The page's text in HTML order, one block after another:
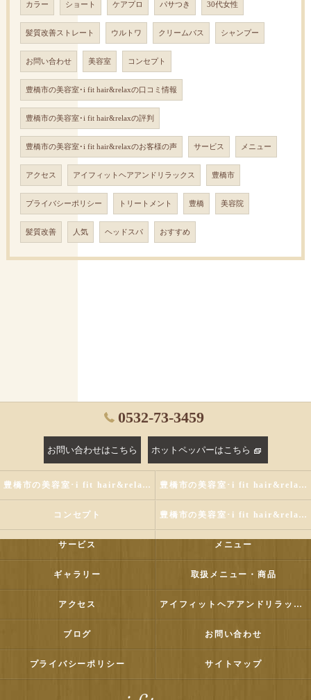
カラー ショート ケアプロ パサつき 30代女性
髪質改善ストレート ウルトワ クリームバス シャンプー
お問い合わせ 美容室 コンセプト
豊橋市の美容室･i fit hair&relaxの口コミ情報
豊橋市の美容室･i fit hair&relaxの評判
豊橋市の美容室･i fit hair&relaxのお客様の声 サービス メニュー
アクセス アイフィットヘアアンドリラックス 豊橋市
プライバシーポリシー トリートメント 豊橋 美容院
髪質改善 人気 ヘッドスパ おすすめ
0532-73-3459
お問い合わせはこちら ホットペッパーはこちら
豊橋市の美容室･i fit hair&relaxの評判 豊橋市の美容室･i fit hair&relaxのお客様の声
コンセプト 豊橋市の美容室･i fit hair&relaxの口コミ情報
サービス メニュー
ギャラリー 取扱メニュー・商品
アクセス アイフィットヘアアンドリラックス
ブログ お問い合わせ
プライバシーポリシー サイトマップ